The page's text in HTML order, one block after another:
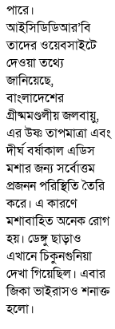
পারে।
আইসিডিডিআর’বি
তাদের ওয়েবসাইটে
দেওয়া তথ্যে
জানিয়েছে,
বাংলাদেশের
গ্রীষ্মমণ্ডলীয় জলবায়ু,
এর উষ্ণ তাপমাত্রা এবং
দীর্ঘ বর্ষাকাল এডিস
মশার জন্য সর্বোত্তম
প্রজনন পরিস্থিতি তৈরি
করে। এ কারণে
মশাবাহিত অনেক রোগ
হয়। ডেঙ্গু ছাড়াও
এখানে চিকুনগুনিয়া
দেখা গিয়েছিল। এবার
জিকা ভাইরাসও শনাক্ত
হলো।